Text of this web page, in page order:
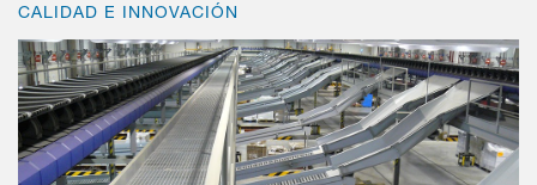
CALIDAD E INNOVACIÓN